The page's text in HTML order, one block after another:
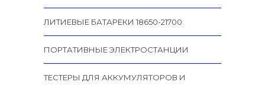
ЛИТИЕВЫЕ БАТАРЕКИ 18650-21700
ПОРТАТИВНЫЕ ЭЛЕКТРОСТАНЦИИ
ТЕСТЕРЫ ДЛЯ АККУМУЛЯТОРОВ И